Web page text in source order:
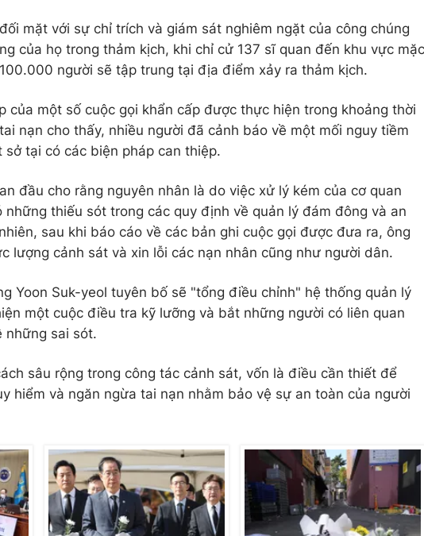
mặt với sự chỉ trích và giám sát nghiêm ngặt của công chúng
của họ trong thảm kịch, khi chỉ cử 137 sĩ quan đến khu vực mặc
người sẽ tập trung tại địa điểm xảy ra thảm kịch.
của một số cuộc gọi khẩn cấp được thực hiện trong khoảng thời
nạn cho thấy, nhiều người đã cảnh báo về một mối nguy tiềm
sở tại có các biện pháp can thiệp.
đầu cho rằng nguyên nhân là do việc xử lý kém của cơ quan
những thiếu sót trong các quy định về quản lý đám đông và an
sau khi báo cáo về các bản ghi cuộc gọi được đưa ra, ông
lượng cảnh sát và xin lỗi các nạn nhân cũng như người dân.
Yoon Suk-yeol tuyên bố sẽ "tổng điều chỉnh" hệ thống quản lý
một cuộc điều tra kỹ lưỡng và bắt những người có liên quan
những sai sót.
sâu rộng trong công tác cảnh sát, vốn là điều cần thiết để
hiểm và ngăn ngừa tai nạn nhằm bảo vệ sự an toàn của người